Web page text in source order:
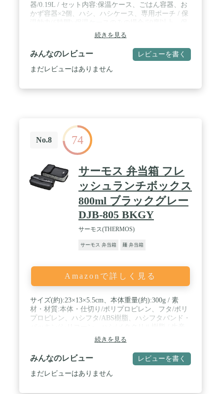
器/0.19L / セット内容:保温ケース、ごはん容器、お
かず容器×2個、ハシ、ハシケース、専用ポーチ / 保
温ケースを専用ポーチに入れた場合/53度以上 / 食洗
機OK (※保温ケースは除く)／電子レンジOK (※ご
はん・おかず容器のみ) / 生産国:中国
続きを見る
みんなのレビュー レビューを書く
まだレビューはありません
No.8 74
サーモス 弁当箱 フレ
ッシュランチボックス
800ml ブラックグレー
DJB-805 BKGY
サーモス(THERMOS)
サーモス 弁当箱 麺 弁当箱
Amazonで詳しく見る
サイズ(約):23×13×5.5cm、本体重量(約):300g / 素
材・材質:本体・仕切り/ポリプロピレン、フタ/ポリ
プロピレン、ハシフタ/ABS樹脂、ハシフタバンド・
国:中国 / 容量:800ml / 食洗機:使用可、電子レンジ:
使用可 (各フタを除く)
続きを見る
みんなのレビュー レビューを書く
まだレビューはありません